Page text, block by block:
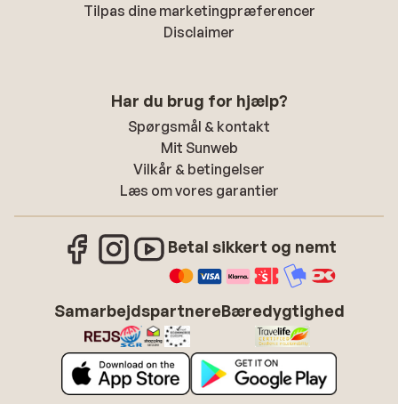
Tilpas dine marketingpræferencer
Disclaimer
Har du brug for hjælp?
Spørgsmål & kontakt
Mit Sunweb
Vilkår & betingelser
Læs om vores garantier
Betal sikkert og nemt
SamarbejdspartnereBæredygtighed